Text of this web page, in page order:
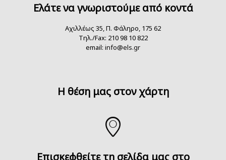
Ελάτε να γνωριστούμε από κοντά
Αχιλλέως 35, Π. Φάληρο, 175 62
Τηλ./Fax: 210 98 10 822
email: info@els.gr
H θέση μας στον χάρτη
Επισκεφθείτε τη σελίδα μας στο